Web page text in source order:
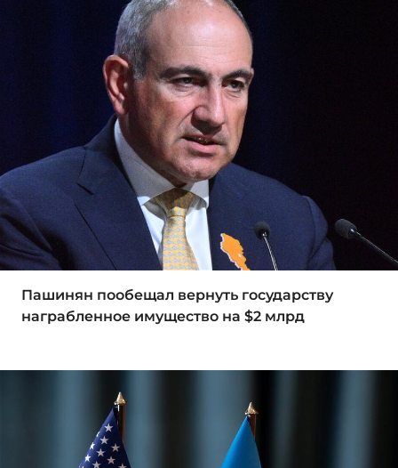
Пашинян пообещал вернуть государству
награбленное имущество на $2 млрд